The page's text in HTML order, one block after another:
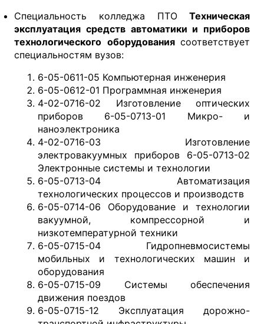
Специальность колледжа ПТО Техническая
эксплуатация средств автоматики и приборов
технологического оборудования соответствует
специальностям вузов:
6-05-0611-05 Компьютерная инженерия
6-05-0612-01 Программная инженерия
4-02-0716-02 Изготовление оптических
приборов 6-05-0713-01 Микро- и
наноэлектроника
4-02-0716-03 Изготовление
электровакуумных приборов 6-05-0713-02
Электронные системы и технологии
6-05-0713-04 Автоматизация
технологических процессов и производств
6-05-0714-06 Оборудование и технологии
вакуумной, компрессорной и
низкотемпературной техники
6-05-0715-04 Гидропневмосистемы
мобильных и технологических машин и
оборудования
6-05-0715-09 Системы обеспечения
движения поездов
6-05-0715-12 Эксплуатация дорожно-